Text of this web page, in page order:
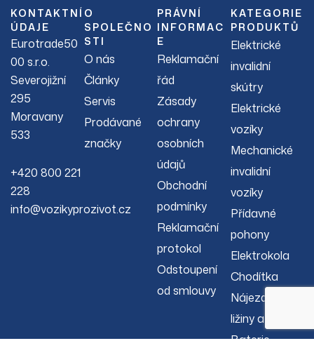
KONTAKTNÍ
ÚDAJE
Eurotrade50
00 s.r.o.
Severojižní
295
Moravany
533
+420 800 221
228
info@vozikyprozivot.cz
O
SPOLEČNO
STI
O nás
Články
Servis
Prodávané
značky
PRÁVNÍ
INFORMAC
E
Reklamační
řád
Zásady
ochrany
osobních
údajů
Obchodní
podmínky
Reklamační
protokol
Odstoupení
od smlouvy
KATEGORIE
PRODUKTŮ
Elektrické
invalidní
skútry
Elektrické
vozíky
Mechanické
invalidní
vozíky
Přídavné
pohony
Elektrokola
Chodítka
Nájezdové
ližiny a rampy
Baterie